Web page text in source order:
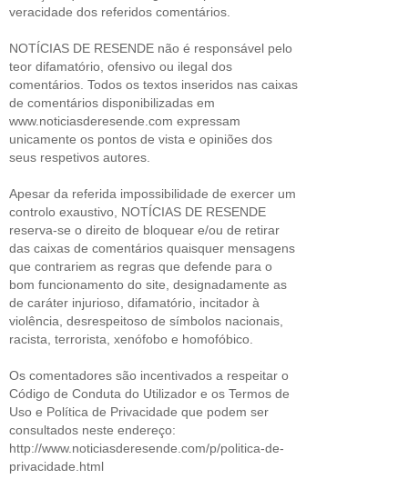
veracidade dos referidos comentários.
NOTÍCIAS DE RESENDE não é responsável pelo
teor difamatório, ofensivo ou ilegal dos
comentários. Todos os textos inseridos nas caixas
de comentários disponibilizadas em
www.noticiasderesende.com expressam
unicamente os pontos de vista e opiniões dos
seus respetivos autores.
Apesar da referida impossibilidade de exercer um
controlo exaustivo, NOTÍCIAS DE RESENDE
reserva-se o direito de bloquear e/ou de retirar
das caixas de comentários quaisquer mensagens
que contrariem as regras que defende para o
bom funcionamento do site, designadamente as
de caráter injurioso, difamatório, incitador à
violência, desrespeitoso de símbolos nacionais,
racista, terrorista, xenófobo e homofóbico.
Os comentadores são incentivados a respeitar o
Código de Conduta do Utilizador e os Termos de
Uso e Política de Privacidade que podem ser
consultados neste endereço:
http://www.noticiasderesende.com/p/politica-de-
privacidade.html